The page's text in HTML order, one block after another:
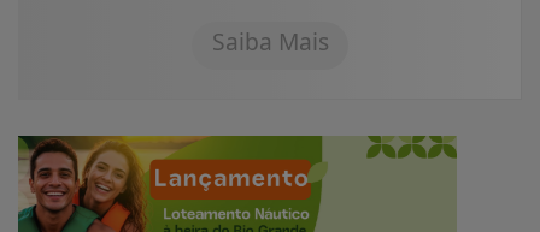
Saiba Mais